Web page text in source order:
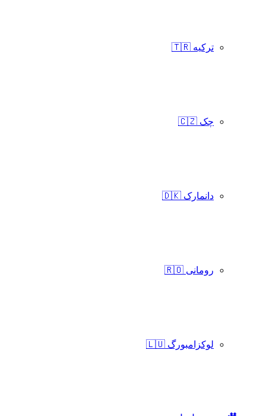
ترکیه 🇹🇷
چک 🇨🇿
دانمارک 🇩🇰
رومانی 🇷🇴
لوکزامبورگ 🇱🇺